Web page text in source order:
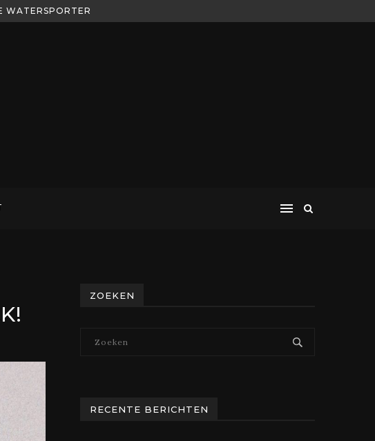
WATERSPORTER
ZOEKEN
RECENTE BERICHTEN